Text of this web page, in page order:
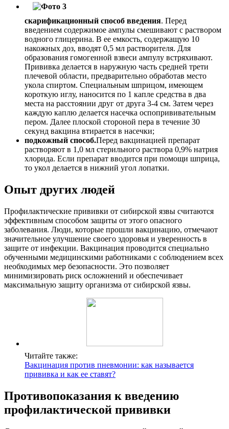
скарификационный способ введения. Перед
введением содержимое ампулы смешивают с раствором
водного глицерина. В ее емкость, содержащую 10
накожных доз, вводят 0,5 мл растворителя. Для
образования гомогенной взвеси ампулу встряхивают.
Прививка делается в наружную часть средней трети
плечевой области, предварительно обработав место
укола спиртом. Специальным шприцом, имеющем
короткую иглу, наносится по 1 капле средства в два
места на расстоянии друг от друга 3-4 см. Затем через
каждую каплю делается насечка оспопрививательным
пером. Далее плоской стороной пера в течение 30
секунд вакцина втирается в насечки;
подкожный способ.Перед вакцинацией препарат
растворяют в 1,0 мл стерильного раствора 0,9% натрия
хлорида. Если препарат вводится при помощи шприца,
то укол делается в нижний угол лопатки.
Опыт других людей
Профилактические прививки от сибирской язвы считаются
эффективным способом защиты от этого опасного
заболевания. Люди, которые прошли вакцинацию, отмечают
значительное улучшение своего здоровья и уверенность в
защите от инфекции. Вакцинация проводится специально
обученными медицинскими работниками с соблюдением всех
необходимых мер безопасности. Это позволяет
минимизировать риск осложнений и обеспечивает
максимальную защиту организма от сибирской язвы.
Читайте также:
Вакцинация против пневмонии: как называется
прививка и как ее ставят?
Противопоказания к введению
профилактической прививки